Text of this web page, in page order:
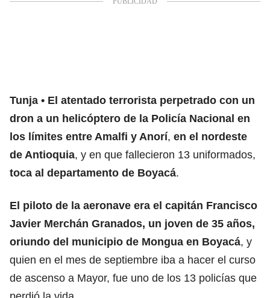
Tunja
El atentado terrorista perpetrado con un
dron a un helicóptero de la Policía Nacional en
los límites entre Amalfi y Anorí, en el nordeste
de Antioquia, y en que fallecieron 13 uniformados,
toca al departamento de Boyacá.
El piloto de la aeronave era el capitán Francisco
Javier Merchán Granados, un joven de 35 años,
oriundo del municipio de Mongua en Boyacá, y
quien en el mes de septiembre iba a hacer el curso
de ascenso a Mayor, fue uno de los 13 policías que